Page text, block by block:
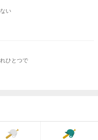
い
ひとつで